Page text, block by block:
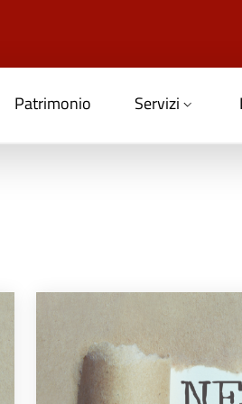
Patrimonio Servizi